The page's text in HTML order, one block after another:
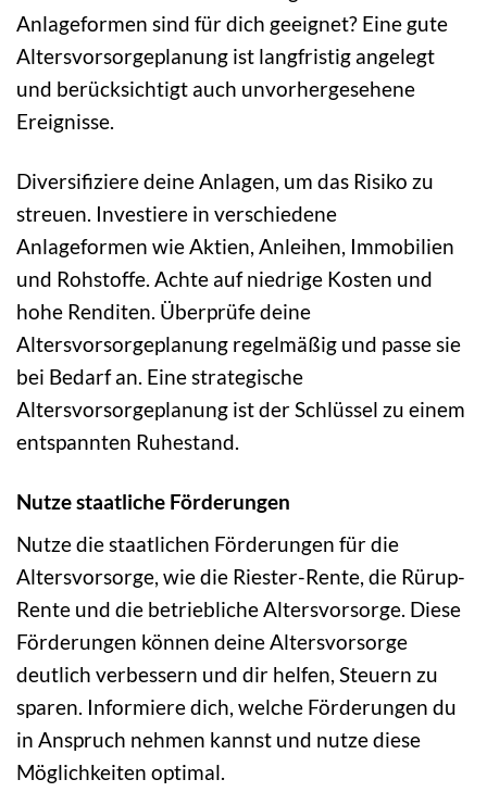
Anlageformen sind für dich geeignet? Eine gute
Altersvorsorgeplanung ist langfristig angelegt
und berücksichtigt auch unvorhergesehene
Ereignisse.
Diversifiziere deine Anlagen, um das Risiko zu
streuen. Investiere in verschiedene
Anlageformen wie Aktien, Anleihen, Immobilien
und Rohstoffe. Achte auf niedrige Kosten und
hohe Renditen. Überprüfe deine
Altersvorsorgeplanung regelmäßig und passe sie
bei Bedarf an. Eine strategische
Altersvorsorgeplanung ist der Schlüssel zu einem
entspannten Ruhestand.
Nutze staatliche Förderungen
Nutze die staatlichen Förderungen für die
Altersvorsorge, wie die Riester-Rente, die Rürup-
Rente und die betriebliche Altersvorsorge. Diese
Förderungen können deine Altersvorsorge
deutlich verbessern und dir helfen, Steuern zu
sparen. Informiere dich, welche Förderungen du
in Anspruch nehmen kannst und nutze diese
Möglichkeiten optimal.